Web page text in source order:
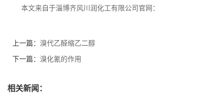
本文来自于淄博齐风川润化工有限公司官网：
上一篇： 溴代乙醛缩乙二醇
下一篇： 溴化氰的作用
相关新闻：